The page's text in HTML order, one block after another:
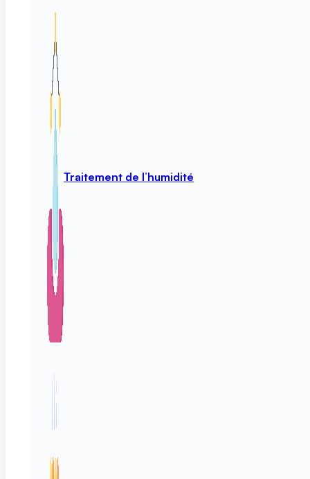
Traitement de l’humidité